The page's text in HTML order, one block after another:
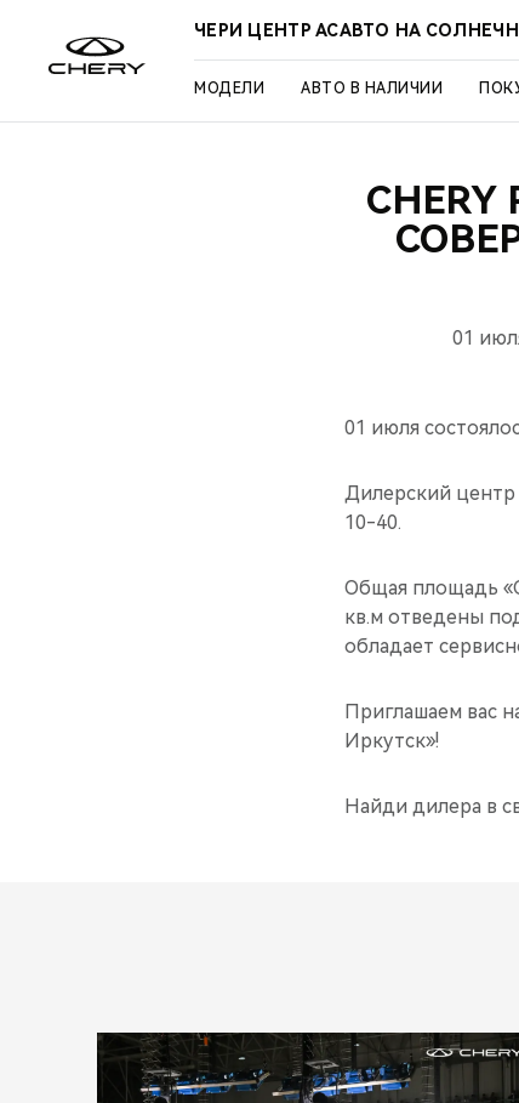
ЧЕРИ ЦЕНТР АСАВТО НА
МОДЕЛИ АВТО В НАЛИЧИИ
01
01 июля
Дилерский центр
10-40.
Общая площадь
кв.м отведены
обладает
Приглашаем вас
Иркутск»!
Найди дилера в